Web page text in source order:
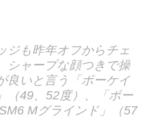
ジも昨年オフからチェ
シャープな顔つきで操
良いと言う「ボーケイ
（49、52度）、「ボー
Mグラインド」（57